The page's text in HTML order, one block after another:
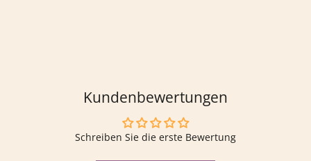
Kundenbewertungen
Schreiben Sie die erste Bewertung